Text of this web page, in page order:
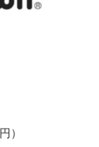
円）